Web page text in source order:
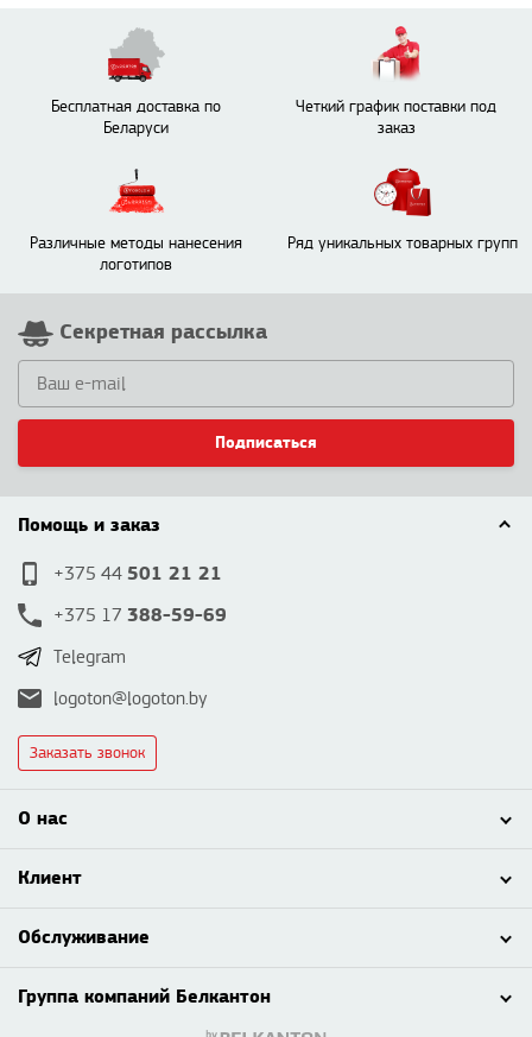
Бесплатная доставка по
Беларуси
Четкий график поставки под
заказ
Различные методы нанесения
логотипов
Ряд уникальных товарных групп
Секретная рассылка
Подписаться
Помощь и заказ
+375 44 501 21 21
+375 17 388-59-69
Telegram
logoton@logoton.by
Заказать звонок
О нас
Клиент
Обслуживание
Группа компаний Белкантон